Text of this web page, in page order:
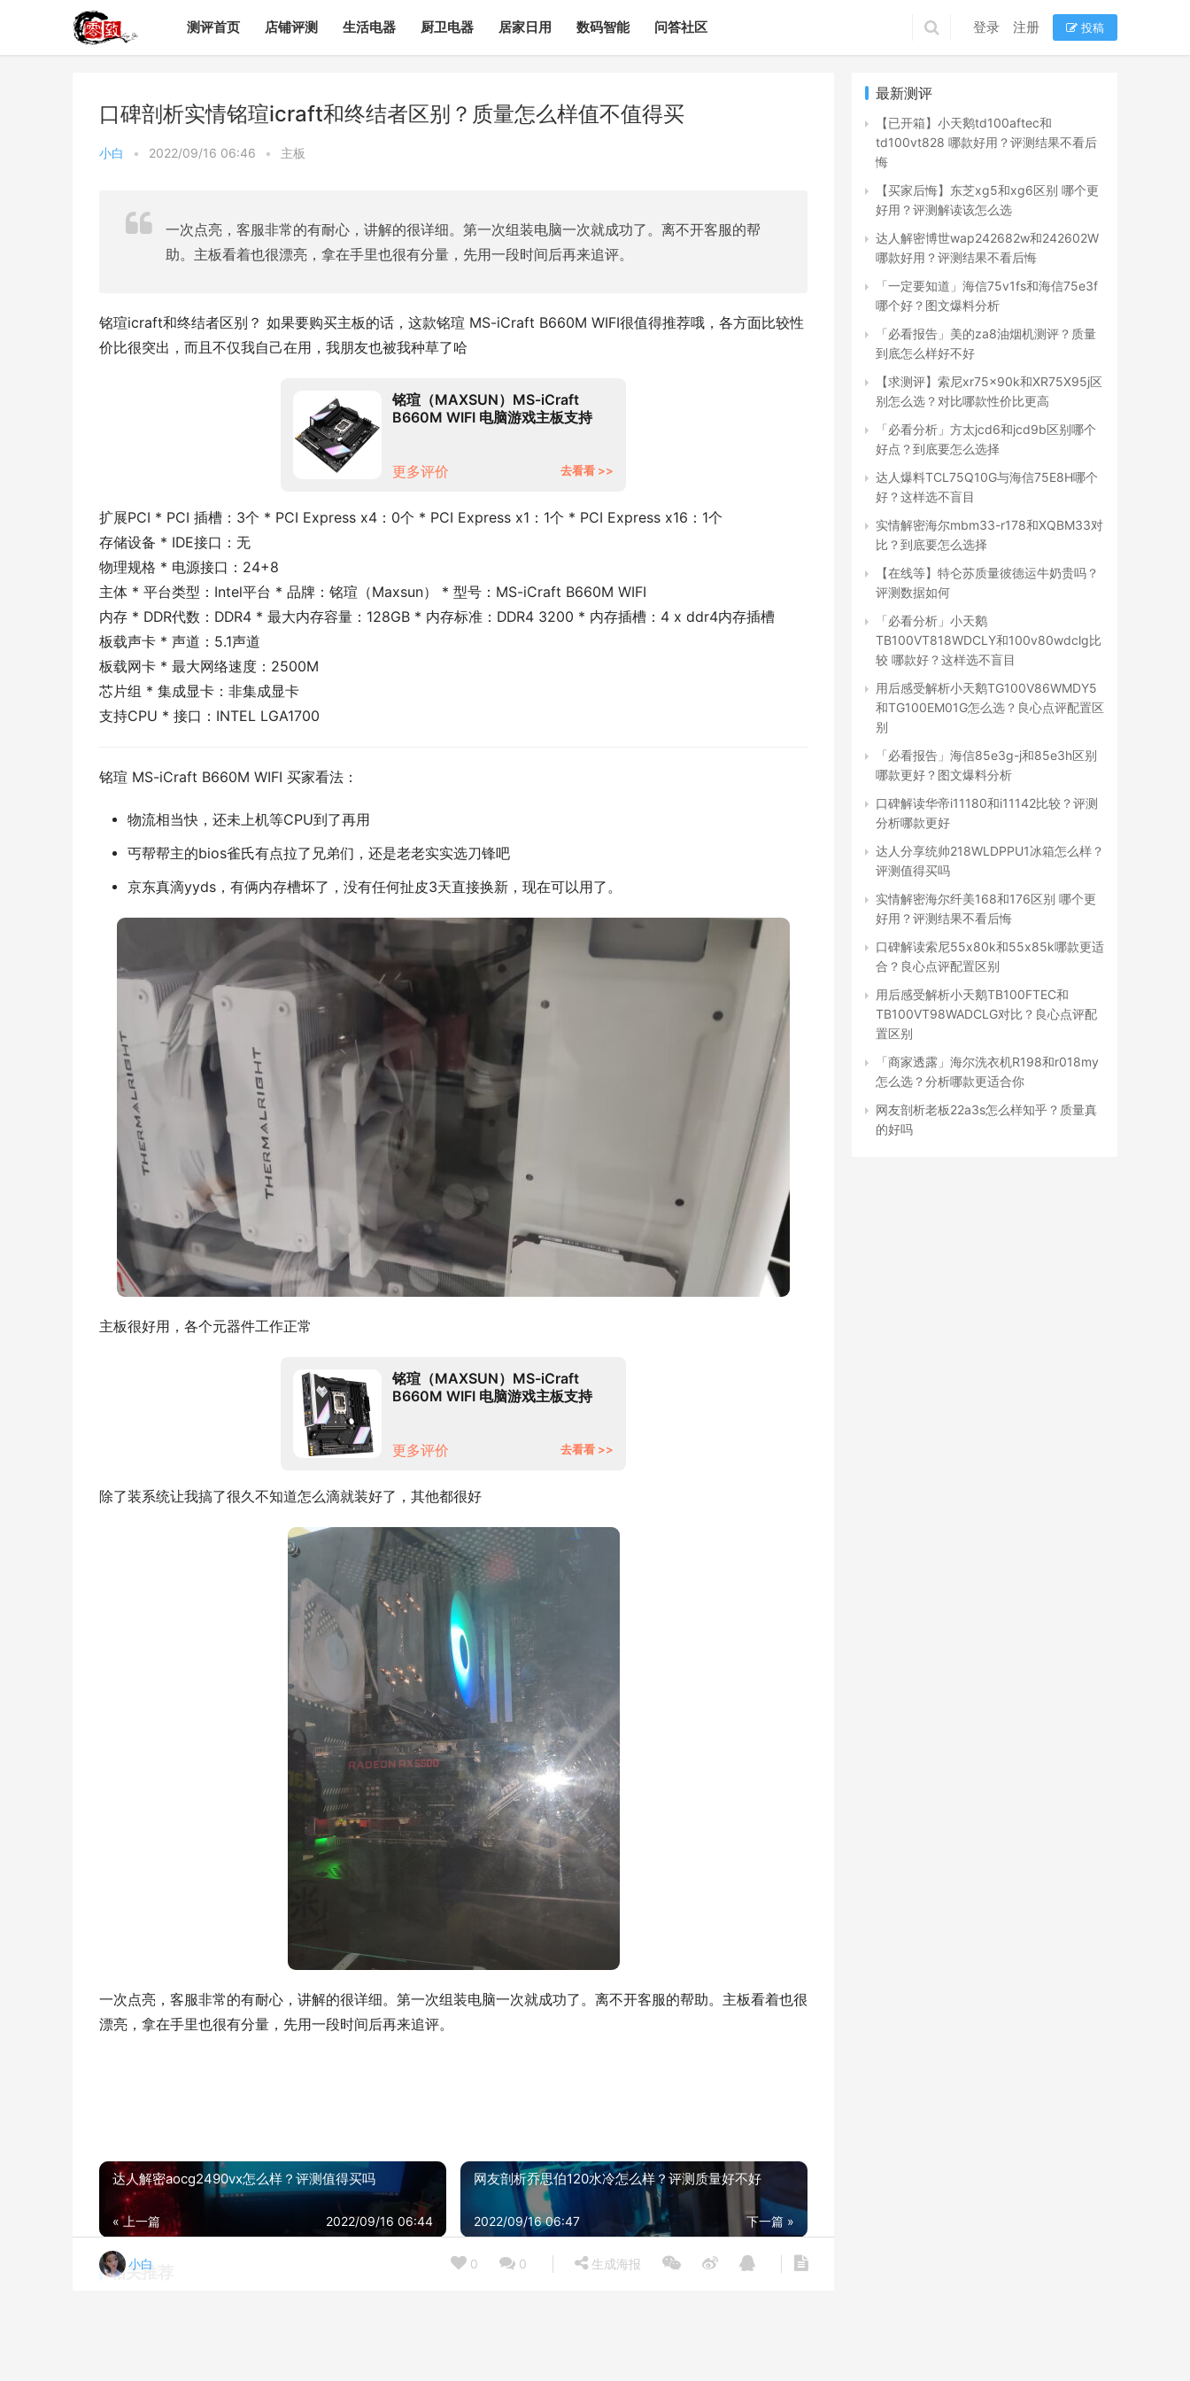
测评首页 店铺评测 生活电器 厨卫电器 居家日用 数码智能 问答社区 登录 注册 投稿
口碑剖析实情铭瑄icraft和终结者区别？质量怎么样值不值得买
小白 • 2022/09/16 06:46 • 主板
一次点亮，客服非常的有耐心，讲解的很详细。第一次组装电脑一次就成功了。离不开客服的帮
助。主板看着也很漂亮，拿在手里也很有分量，先用一段时间后再来追评。
铭瑄icraft和终结者区别？ 如果要购买主板的话，这款铭瑄 MS-iCraft B660M WIFI很值得推荐哦，各方面比较性
价比很突出，而且不仅我自己在用，我朋友也被我种草了哈
铭瑄（MAXSUN）MS-iCraft
B660M WIFI 电脑游戏主板支持
更多评价
去看看 >>
扩展PCI * PCI 插槽：3个 * PCI Express x4：0个 * PCI Express x1：1个 * PCI Express x16：1个
存储设备 * IDE接口：无
物理规格 * 电源接口：24+8
主体 * 平台类型：Intel平台 * 品牌：铭瑄（Maxsun） * 型号：MS-iCraft B660M WIFI
内存 * DDR代数：DDR4 * 最大内存容量：128GB * 内存标准：DDR4 3200 * 内存插槽：4 x ddr4内存插槽
板载声卡 * 声道：5.1声道
板载网卡 * 最大网络速度：2500M
芯片组 * 集成显卡：非集成显卡
支持CPU * 接口：INTEL LGA1700
铭瑄 MS-iCraft B660M WIFI 买家看法：
物流相当快，还未上机等CPU到了再用
丐帮帮主的bios雀氏有点拉了兄弟们，还是老老实实选刀锋吧
京东真滴yyds，有俩内存槽坏了，没有任何扯皮3天直接换新，现在可以用了。
主板很好用，各个元器件工作正常
铭瑄（MAXSUN）MS-iCraft
B660M WIFI 电脑游戏主板支持
更多评价
去看看 >>
除了装系统让我搞了很久不知道怎么滴就装好了，其他都很好
一次点亮，客服非常的有耐心，讲解的很详细。第一次组装电脑一次就成功了。离不开客服的帮助。主板看着也很
漂亮，拿在手里也很有分量，先用一段时间后再来追评。
小白 0 0 生成海报
达人解密aocg2490vx怎么样？评测值得买吗
« 上一篇 2022/09/16 06:44
网友剖析乔思伯120水冷怎么样？评测质量好不好
下一篇 »
2022/09/16 06:47
相关推荐
最新测评
【已开箱】小天鹅td100aftec和
td100vt828 哪款好用？评测结果不看后
悔
【买家后悔】东芝xg5和xg6区别 哪个更
好用？评测解读该怎么选
达人解密博世wap242682w和242602W
哪款好用？评测结果不看后悔
「一定要知道」海信75v1fs和海信75e3f
哪个好？图文爆料分析
「必看报告」美的za8油烟机测评？质量
到底怎么样好不好
【求测评】索尼xr75x90k和XR75X95j区
别怎么选？对比哪款性价比更高
「必看分析」方太jcd6和jcd9b区别哪个
好点？到底要怎么选择
达人爆料TCL75Q10G与海信75E8H哪个
好？这样选不盲目
实情解密海尔mbm33-r178和XQBM33对
比？到底要怎么选择
【在线等】特仑苏质量彼德运牛奶贵吗？
评测数据如何
「必看分析」小天鹅
TB100VT818WDCLY和100v80wdclg比
较 哪款好？这样选不盲目
用后感受解析小天鹅TG100V86WMDY5
和TG100EM01G怎么选？良心点评配置区
别
「必看报告」海信85e3g-j和85e3h区别
哪款更好？图文爆料分析
口碑解读华帝i11180和i11142比较？评测
分析哪款更好
达人分享统帅218WLDPPU1冰箱怎么样？
评测值得买吗
实情解密海尔纤美168和176区别 哪个更
好用？评测结果不看后悔
口碑解读索尼55x80k和55x85k哪款更适
合？良心点评配置区别
用后感受解析小天鹅TB100FTEC和
TB100VT98WADCLG对比？良心点评配
置区别
「商家透露」海尔洗衣机R198和r018my
怎么选？分析哪款更适合你
网友剖析老板22a3s怎么样知乎？质量真
的好吗